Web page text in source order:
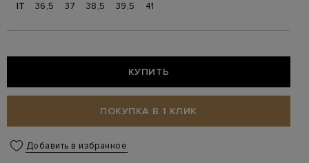
IT 36,5 37 38,5 39,5 41
КУПИТЬ
ПОКУПКА В 1 КЛИК
Добавить в избранное